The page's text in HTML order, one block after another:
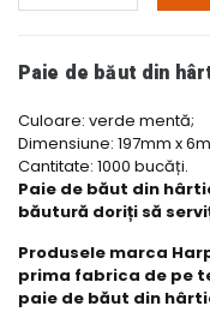
Paie de băut din
Culoare: verde mentă;
Dimensiune: 197mm x
Cantitate: 1000 bucăți.
Paie de băut din
băutură doriți să
Produsele marca
prima fabrica de pe
paie de băut din